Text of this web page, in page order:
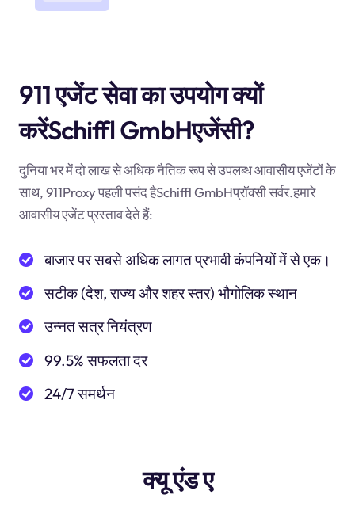
911 एजेंट सेवा का उपयोग क्यों
करेंSchiffl GmbHएजेंसी?
दुनिया भर में दो लाख से अधिक नैतिक रूप से उपलब्ध आवासीय एजेंटों के
साथ, 911Proxy पहली पसंद हैSchiffl GmbHप्रॉक्सी सर्वर.हमारे
आवासीय एजेंट प्रस्ताव देते हैं:
बाजार पर सबसे अधिक लागत प्रभावी कंपनियों में से एक।
सटीक (देश, राज्य और शहर स्तर) भौगोलिक स्थान
उन्नत सत्र नियंत्रण
99.5% सफलता दर
24/7 समर्थन
क्यू एंड ए